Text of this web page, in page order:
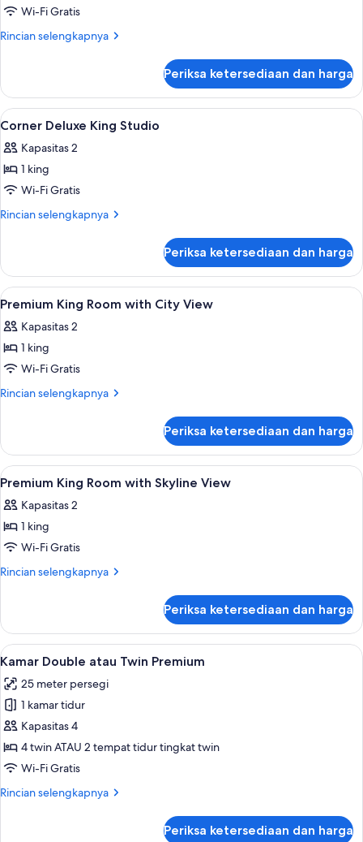
hanyaWi-Fi Gratis
Rincian selengkapnya
Rincian
Kamar
Deluks,
hanya
Periksa ketersediaan dan harga
Lihat
semua
foto
untuk
Corner
Deluxe
1 kamar tidur, seprai katun Mesir,
5
Corner Deluxe King Studio
Kapasitas 2
1 king
Wi-Fi Gratis
Rincian selengkapnya
Rincian
Corner
Deluxe
King
Periksa ketersediaan dan harga
Lihat
semua
foto
untuk
Premium
King
City
View
3
Premium King Room with City View
Kapasitas 2
1 king
Wi-Fi Gratis
Rincian selengkapnya
Rincian
Premium
King
Room
City
View
Periksa ketersediaan dan harga
Lihat
semua
foto
untuk
Premium
King
Skyline
View
3
Premium King Room with Skyline View
Kapasitas 2
1 king
Wi-Fi Gratis
Rincian selengkapnya
Rincian
Premium
King
Room
Skyline
View
Periksa ketersediaan dan harga
Lihat
semua
foto
untuk
Kamar
Double
atau
Premium
Kamar Double atau Twin Premium |
3
Kamar Double atau Twin Premium
25 meter persegi
1 kamar tidur
Kapasitas 4
4 twin ATAU 2 tempat tidur tingkat twin
Wi-Fi Gratis
Rincian selengkapnya
Rincian
Periksa ketersediaan dan harga